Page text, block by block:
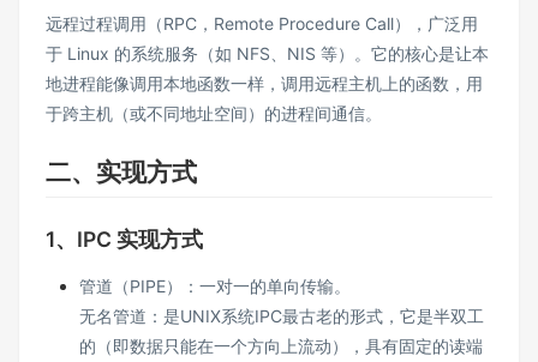
远程过程调用（RPC，Remote Procedure Call），广泛用
于 Linux 的系统服务（如 NFS、NIS 等）。它的核心是让本
地进程能像调用本地函数一样，调用远程主机上的函数，用
于跨主机（或不同地址空间）的进程间通信。
二、实现方式
1、IPC 实现方式
管道（PIPE）：一对一的单向传输。
无名管道：是UNIX系统IPC最古老的形式，它是半双工
的（即数据只能在一个方向上流动），具有固定的读端